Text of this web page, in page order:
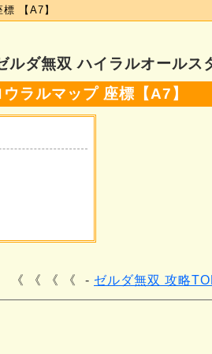
ルダ無双 ハイラルオール
ラルマップ 座標【A7】
《 《 《 ゼルダ無双 攻略
標 【A7】